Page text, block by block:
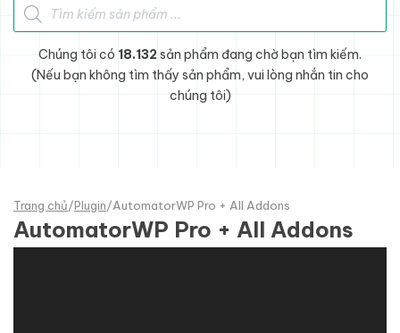
Chúng tôi có 18.132sản phẩm đang chờ bạn tìm kiếm.
(Nếu bạn không tìm thấy sản phẩm, vui lòng nhắn tin cho
chúng tôi)
Trang chủ/Plugin/AutomatorWP Pro + All Addons
AutomatorWP Pro + All Addons